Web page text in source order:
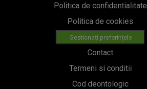
Politica de confidentialitate
Politica de cookies
Gestionați preferințele
Contact
Termeni si conditii
Cod deontologic